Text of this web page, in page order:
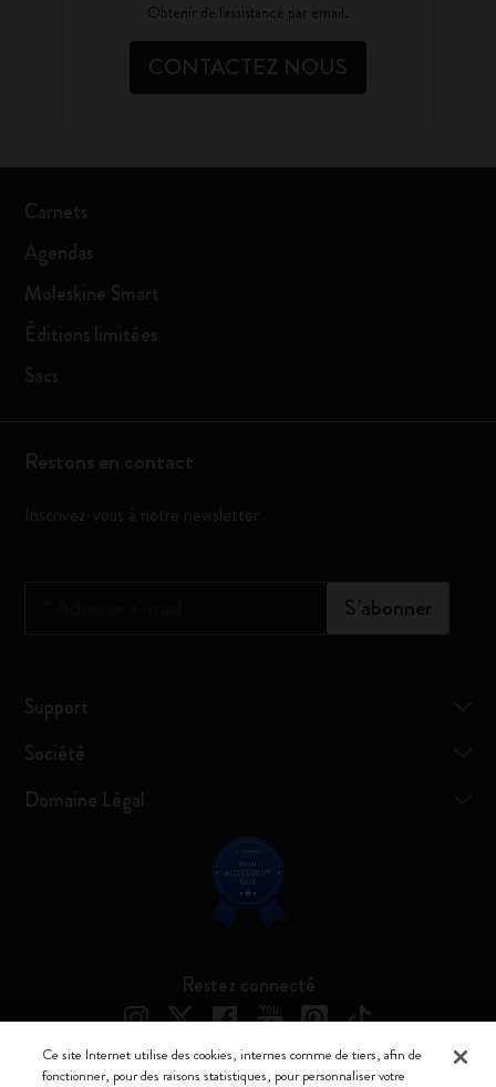
Obtenir de l'assistance par email.
CONTACTEZ NOUS
Carnets
Agendas
Moleskine Smart
Éditions limitées
Sacs
Restons en contact
Inscrivez-vous à notre newsletter
S’abonner
Support
Société
Domaine Légal
Restez connecté
Ce site Internet utilise des cookies, internes comme de tiers, afin de
fonctionner, pour des raisons statistiques, pour personnaliser votre